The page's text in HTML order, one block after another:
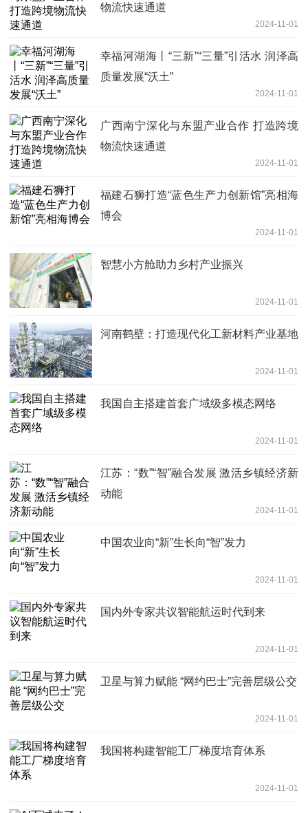
物流快速通道
2024-11-01
幸福河湖海丨“三新”“三量”引活水 润泽高
质量发展“沃土”
2024-11-01
广西南宁深化与东盟产业合作 打造跨境
物流快速通道
2024-11-01
福建石狮打造“蓝色生产力创新馆”亮相海
博会
2024-11-01
智慧小方舱助力乡村产业振兴
2024-11-01
河南鹤壁：打造现代化工新材料产业基地
2024-11-01
我国自主搭建首套广域级多模态网络
2024-11-01
江苏：“数”“智”融合发展 激活乡镇经济新
动能
2024-11-01
中国农业向“新”生长向“智”发力
2024-11-01
国内外专家共议智能航运时代到来
2024-11-01
卫星与算力赋能 “网约巴士”完善层级公交
2024-11-01
我国将构建智能工厂梯度培育体系
2024-11-01